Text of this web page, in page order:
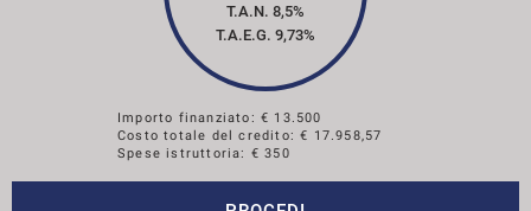
T.A.N. 8,5%
T.A.E.G. 9,73%
Importo finanziato: € 13.500
Costo totale del credito: € 17.958,57
Spese istruttoria: € 350